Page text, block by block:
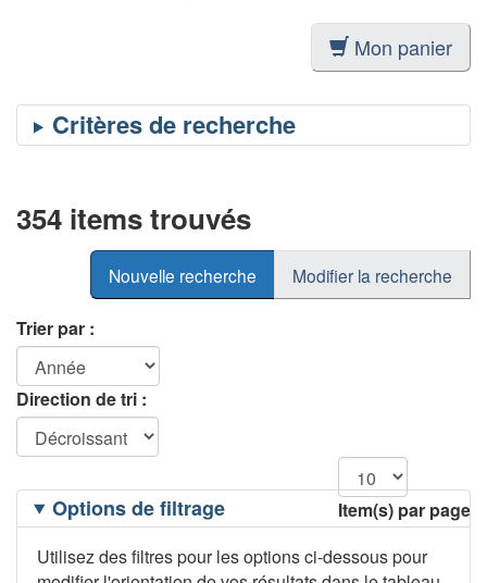
Mon panier
354 items trouvés
Nouvelle recherche Modifier la recherche
Trier par :
Direction de tri :
Item(s) par page
Filtrage
desOptions de filtrage
Utilisez des filtres pour les options ci-dessous pour